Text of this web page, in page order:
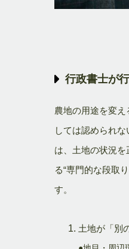
行政書士が
農地の用途を変
しては認められ
は、土地の状況
る“専門的な段取
す。
土地が「別